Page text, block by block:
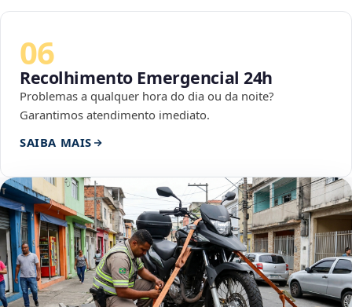
06
Recolhimento Emergencial 24h
Problemas a qualquer hora do dia ou da noite?
Garantimos atendimento imediato.
SAIBA MAIS